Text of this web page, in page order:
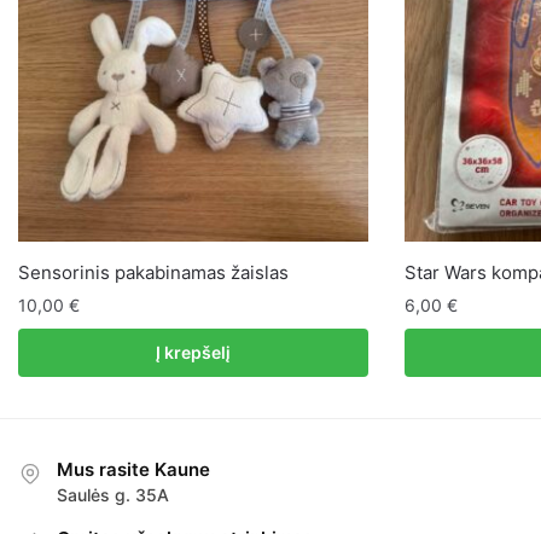
Sensorinis pakabinamas žaislas
10,00 €
Į krepšelį
Star Wars
6,00 €
Mus rasite Kaune
Saulės g. 35A